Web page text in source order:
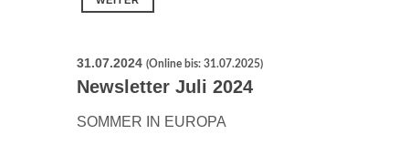
31.07.2024 (Online bis: 31.07.2025)
Newsletter Juli 2024
SOMMER IN EUROPA